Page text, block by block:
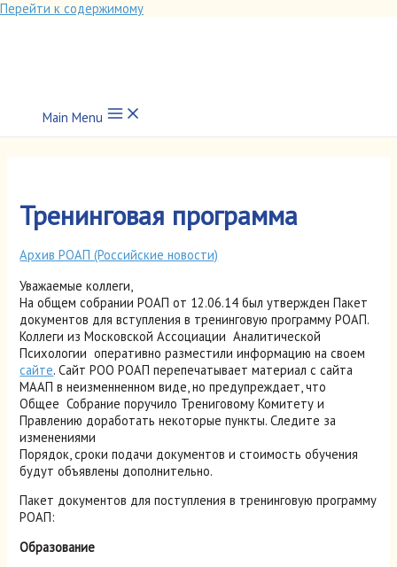
Перейти к содержимому
Main Menu
Тренинговая программа
Архив РОАП (Российские новости)
Уважаемые коллеги,
На общем собрании РОАП от 12.06.14 был утвержден Пакет
документов для вступления в тренинговую программу РОАП.
Коллеги из Московской Ассоциации Аналитической
Психологии оперативно разместили информацию на своем
сайте. Сайт РОО РОАП перепечатывает материал с сайта
МААП в неизменненном виде, но предупреждает, что
Общее Собрание поручило Трениговому Комитету и
Правлению доработать некоторые пункты. Следите за
изменениями
Порядок, сроки подачи документов и стоимость обучения
будут объявлены дополнительно.
Пакет документов для поступления в тренинговую программу
РОАП:
Образование